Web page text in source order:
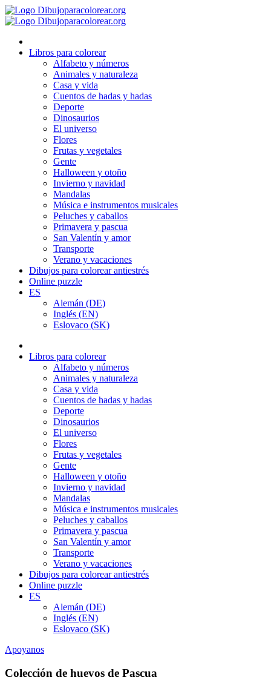
Ir
al
Libros para colorear
Alfabeto y números
Animales y naturaleza
Casa y vida
Cuentos de hadas y hadas
Deporte
Dinosaurios
El universo
Flores
Frutas y vegetales
Gente
Halloween y otoño
Invierno y navidad
Mandalas
Música e instrumentos musicales
Peluches y caballos
Primavera y pascua
San Valentín y amor
Transporte
Verano y vacaciones
Dibujos para colorear antiestrés
Online puzzle
ES
Alemán (DE)
Inglés (EN)
Eslovaco (SK)
Libros para colorear
Alfabeto y números
Animales y naturaleza
Casa y vida
Cuentos de hadas y hadas
Deporte
Dinosaurios
El universo
Flores
Frutas y vegetales
Gente
Halloween y otoño
Invierno y navidad
Mandalas
Música e instrumentos musicales
Peluches y caballos
Primavera y pascua
San Valentín y amor
Transporte
Verano y vacaciones
Dibujos para colorear antiestrés
Online puzzle
ES
Alemán (DE)
Inglés (EN)
Eslovaco (SK)
Apoyanos
Colección de huevos de Pascua